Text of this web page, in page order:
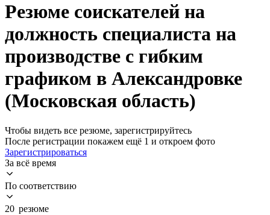
Резюме соискателей на
должность специалиста на
производстве с гибким
графиком в Александровке
(Московская область)
Чтобы видеть все резюме, зарегистрируйтесь
После регистрации покажем ещё 1 и откроем фото
Зарегистрироваться
За всё время
По соответствию
20 резюме